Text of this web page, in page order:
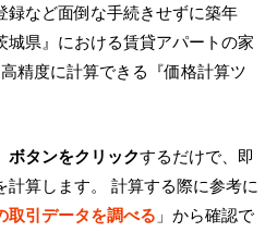
録など面倒な手続きせずに築年
県』における賃貸アパートの家
精度に計算できる『価格計算ツ
ボタンをクリックするだけで、即
算します。 計算する際に参考に
取引データを調べる 」から確認で